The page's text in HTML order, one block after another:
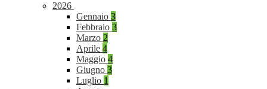
2026
Gennaio 3
Febbraio 3
Marzo 2
Aprile 4
Maggio 4
Giugno 3
Luglio 1